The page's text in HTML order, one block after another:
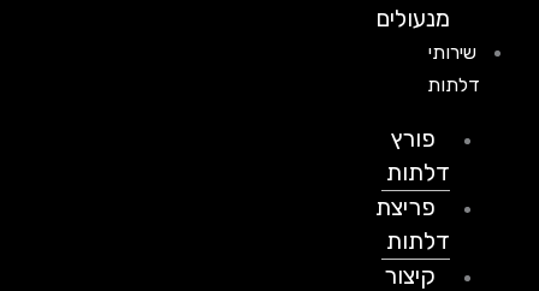
מנעולים
שירותי
דלתות
פורץ
דלתות
פריצת
דלתות
קיצור